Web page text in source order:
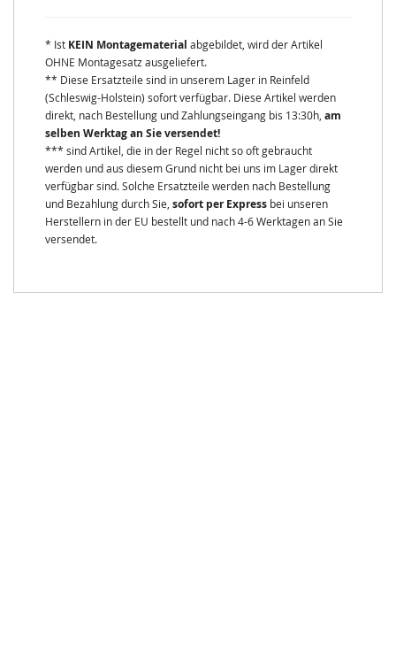
* Ist KEIN Montagematerial abgebildet, wird der Artikel
OHNE Montagesatz ausgeliefert.
** Diese Ersatzteile sind in unserem Lager in Reinfeld
(Schleswig-Holstein) sofort verfügbar. Diese Artikel werden
direkt, nach Bestellung und Zahlungseingang bis 13:30h, am
selben Werktag an Sie versendet!
*** sind Artikel, die in der Regel nicht so oft gebraucht
werden und aus diesem Grund nicht bei uns im Lager direkt
verfügbar sind. Solche Ersatzteile werden nach Bestellung
und Bezahlung durch Sie, sofort per Express bei unseren
Herstellern in der EU bestellt und nach 4-6 Werktagen an Sie
versendet.